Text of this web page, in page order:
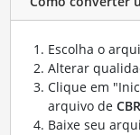
Escolha o
Alterar
Clique em
arquivo de
Baixe seu